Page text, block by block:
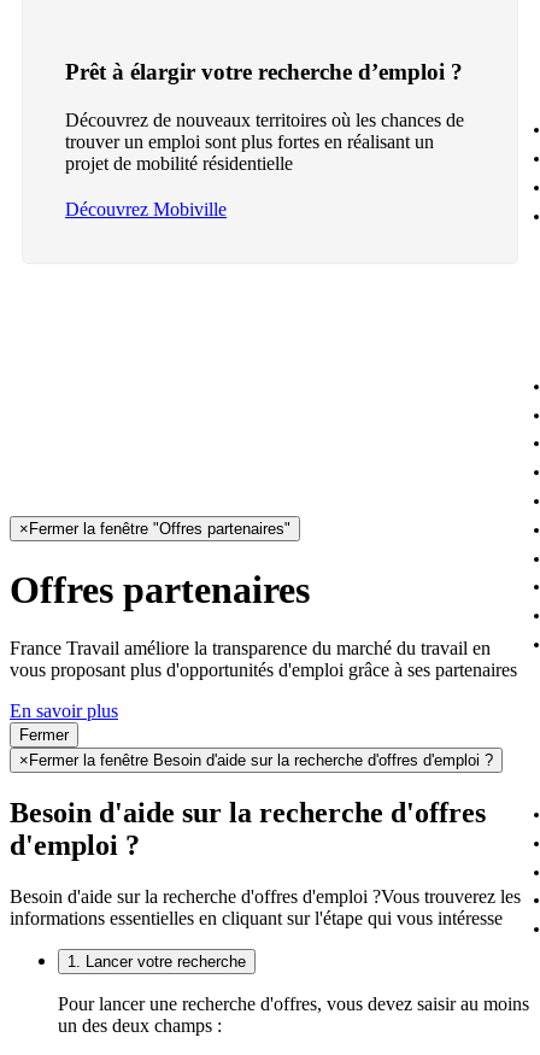
Prêt à élargir votre recherche d’emploi ?
Découvrez de nouveaux territoires où les chances de
trouver un emploi sont plus fortes en réalisant un
projet de mobilité résidentielle
Découvrez Mobiville
× Fermer la fenêtre "Offres partenaires"
Offres partenaires
France Travail améliore la transparence du marché du travail en
vous proposant plus d'opportunités d'emploi grâce à ses partenaires
En savoir plus
Fermer
× Fermer la fenêtre Besoin d'aide sur la recherche d'offres d'emploi ?
Besoin d'aide sur la recherche d'offres
d'emploi ?
Besoin d'aide sur la recherche d'offres d'emploi ?Vous trouverez les
informations essentielles en cliquant sur l'étape qui vous intéresse
1. Lancer votre recherche
Pour lancer une recherche d'offres, vous devez saisir au moins
un des deux champs :